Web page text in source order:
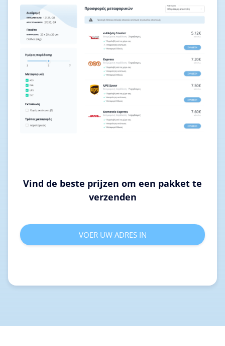
Vind de beste prijzen om een pakket te
verzenden
VOER UW ADRES IN